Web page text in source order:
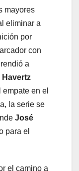
mayores
eliminar a
por
con
a
Havertz
en el
la serie se
José
para el
el camino a